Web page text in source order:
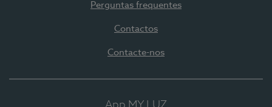
Perguntas frequentes
Contactos
Contacte-nos